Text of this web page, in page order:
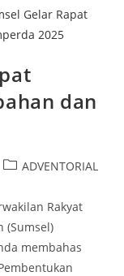
dan
PostADVENTORIAL
Rakyat
(Sumsel)
membahas